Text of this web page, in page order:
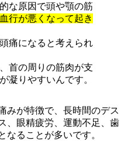
な原因で頭や顎の筋
血行が悪くなって起き
痛になると考えられ
首の周りの筋肉が支
凝りやすいんです。
みが特徴で、長時間のデス
、眼精疲労、運動不足、歯
なることが多いです。